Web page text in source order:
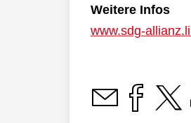
Weitere Infos
www.sdg-allianz.li